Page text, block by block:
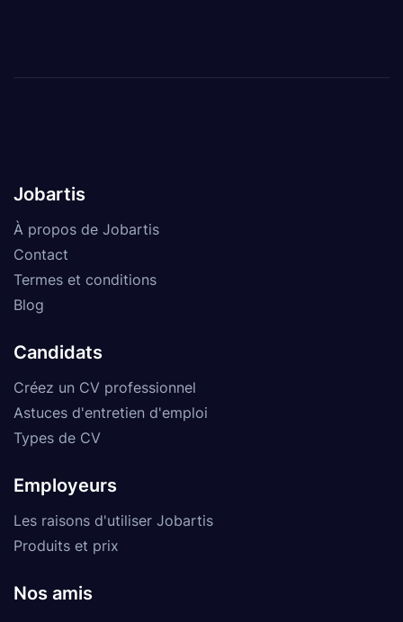
Jobartis
À propos de Jobartis
Contact
Termes et conditions
Blog
Candidats
Créez un CV professionnel
Astuces d'entretien d'emploi
Types de CV
Employeurs
Les raisons d'utiliser Jobartis
Produits et prix
Nos amis